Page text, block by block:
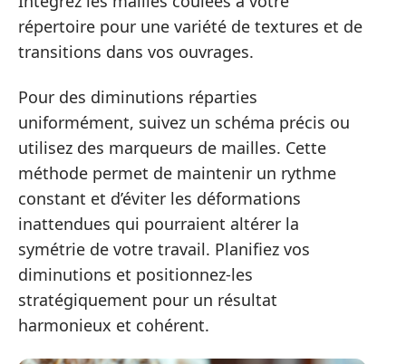
répertoire pour une variété de textures et de
transitions dans vos ouvrages.
Pour des diminutions réparties
uniformément, suivez un schéma précis ou
utilisez des marqueurs de mailles. Cette
méthode permet de maintenir un rythme
constant et d’éviter les déformations
inattendues qui pourraient altérer la
symétrie de votre travail. Planifiez vos
diminutions et positionnez-les
stratégiquement pour un résultat
harmonieux et cohérent.